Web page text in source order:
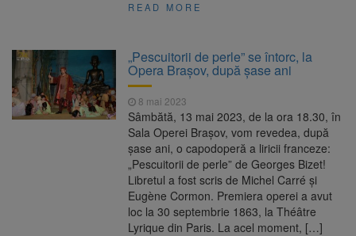
READ MORE
„Pescuitorii de perle” se întorc, la
Opera Brașov, după șase ani
8 mai 2023
Sâmbătă, 13 mai 2023, de la ora 18.30, în
Sala Operei Brașov, vom revedea, după
șase ani, o capodoperă a liricii franceze:
„Pescuitorii de perle” de Georges Bizet!
Libretul a fost scris de Michel Carré și
Eugène Cormon. Premiera operei a avut
loc la 30 septembrie 1863, la Théâtre
Lyrique din Paris. La acel moment, […]